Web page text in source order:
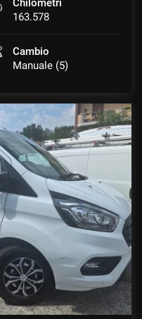
163.578
Cambio
Manuale (5)